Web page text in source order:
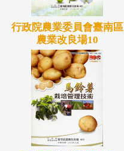
行政院農業委員會臺南區
農業改良場10